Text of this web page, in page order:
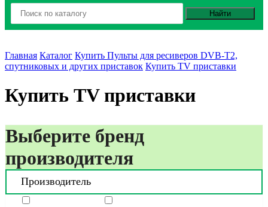
Найти
Главная Каталог Купить Пульты для ресиверов DVB-T2,
спутниковых и других приставок Купить TV приставки
Купить TV приставки
Выберите бренд
производителя
Производитель